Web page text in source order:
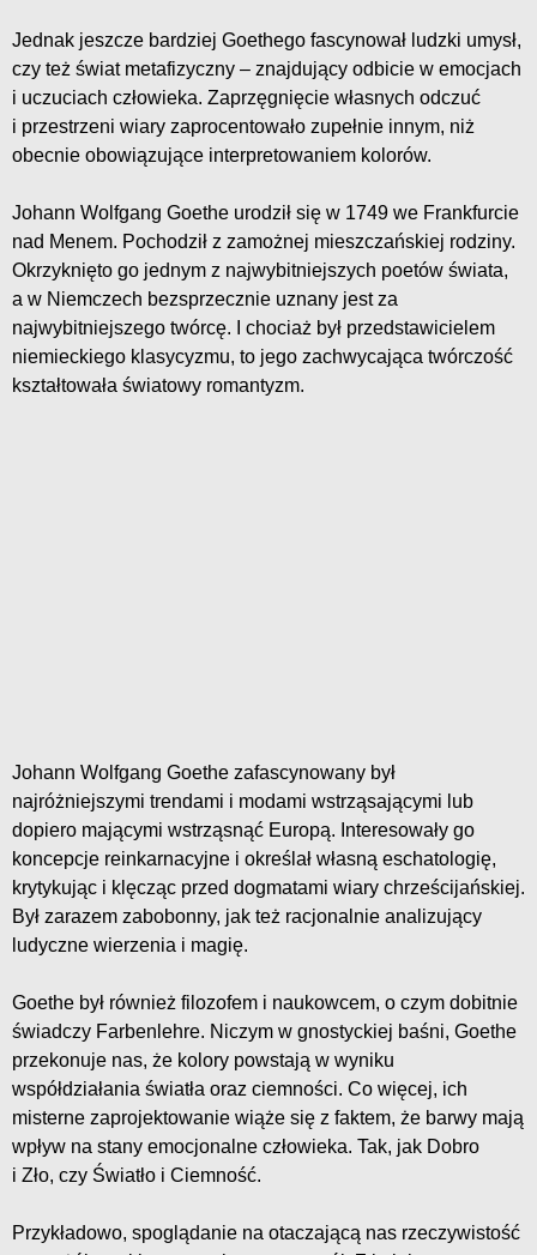
Jednak jeszcze bardziej Goethego fascynował ludzki umysł,
czy też świat metafizyczny – znajdujący odbicie w emocjach
i uczuciach człowieka. Zaprzęgnięcie własnych odczuć
i przestrzeni wiary zaprocentowało zupełnie innym, niż
obecnie obowiązujące interpretowaniem kolorów.
Johann Wolfgang Goethe urodził się w 1749 we Frankfurcie
nad Menem. Pochodził z zamożnej mieszczańskiej rodziny.
Okrzyknięto go jednym z najwybitniejszych poetów świata,
a w Niemczech bezsprzecznie uznany jest za
najwybitniejszego twórcę. I chociaż był przedstawicielem
niemieckiego klasycyzmu, to jego zachwycająca twórczość
kształtowała światowy romantyzm.
Johann Wolfgang Goethe zafascynowany był
najróżniejszymi trendami i modami wstrząsającymi lub
dopiero mającymi wstrząsnąć Europą. Interesowały go
koncepcje reinkarnacyjne i określał własną eschatologię,
krytykując i klęcząc przed dogmatami wiary chrześcijańskiej.
Był zarazem zabobonny, jak też racjonalnie analizujący
ludyczne wierzenia i magię.
Goethe był również filozofem i naukowcem, o czym dobitnie
świadczy Farbenlehre. Niczym w gnostyckiej baśni, Goethe
przekonuje nas, że kolory powstają w wyniku
współdziałania światła oraz ciemności. Co więcej, ich
misterne zaprojektowanie wiąże się z faktem, że barwy mają
wpływ na stany emocjonalne człowieka. Tak, jak Dobro
i Zło, czy Światło i Ciemność.
Przykładowo, spoglądanie na otaczającą nas rzeczywistość